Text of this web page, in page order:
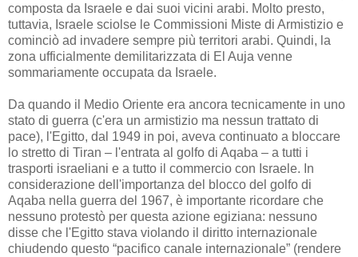
composta da Israele e dai suoi vicini arabi. Molto presto,
tuttavia, Israele sciolse le Commissioni Miste di Armistizio e
cominciò ad invadere sempre più territori arabi. Quindi, la
zona ufficialmente demilitarizzata di El Auja venne
sommariamente occupata da Israele.
Da quando il Medio Oriente era ancora tecnicamente in uno
stato di guerra (c'era un armistizio ma nessun trattato di
pace), l'Egitto, dal 1949 in poi, aveva continuato a bloccare
lo stretto di Tiran – l'entrata al golfo di Aqaba – a tutti i
trasporti israeliani e a tutto il commercio con Israele. In
considerazione dell'importanza del blocco del golfo di
Aqaba nella guerra del 1967, è importante ricordare che
nessuno protestò per questa azione egiziana: nessuno
disse che l'Egitto stava violando il diritto internazionale
chiudendo questo “pacifico canale internazionale” (rendere